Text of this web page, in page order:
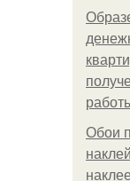
Обои